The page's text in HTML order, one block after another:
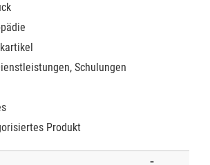
Schulungen
Produkt